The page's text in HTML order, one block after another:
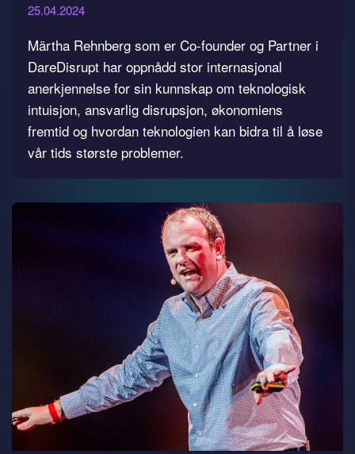
25.04.2024
Märtha Rehnberg som er Co-founder og Partner i
DareDisrupt har oppnådd stor internasjonal
anerkjennelse for sin kunnskap om teknologisk
intuisjon, ansvarlig disrupsjon, økonomiens
fremtid og hvordan teknologien kan bidra til å løse
vår tids største problemer.